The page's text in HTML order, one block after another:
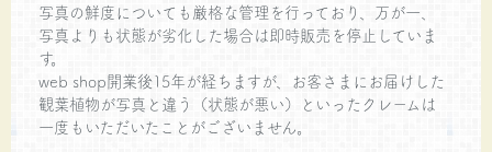
写真の鮮度についても厳格な管理を行っており、万が一、
写真よりも状態が劣化した場合は即時販売を停止していま
す。
web shop開業後15年が経ちますが、お客さまにお届けした
観葉植物が写真と違う（状態が悪い）といったクレームは
一度もいただいたことがございません。